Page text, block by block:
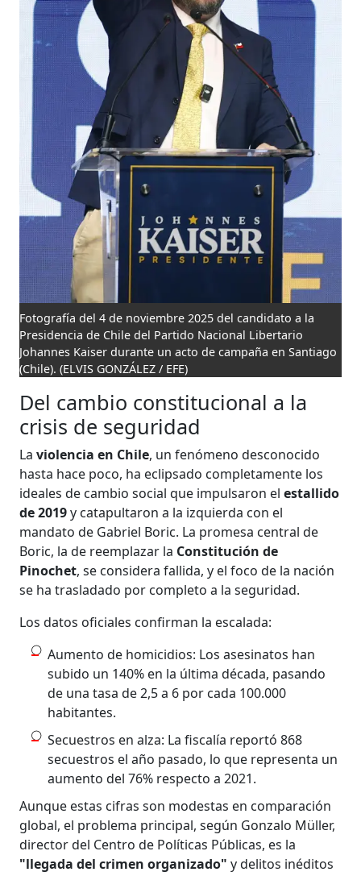
Fotografía del 4 de noviembre 2025 del candidato a la
Presidencia de Chile del Partido Nacional Libertario
Johannes Kaiser durante un acto de campaña en Santiago
(Chile).(ELVIS GONZÁLEZ / EFE)
Del cambio constitucional a la
crisis de seguridad
Laviolencia en Chile, un fenómeno desconocido
hasta hace poco, ha eclipsado completamente los
ideales de cambio social que impulsaron elestallido
de 2019y catapultaron a la izquierda con el
mandato de Gabriel Boric. La promesa central de
Boric, la de reemplazar la Constitución de
Pinochet, se considera fallida, y el foco de la nación
se ha trasladado por completo a la seguridad.
Los datos oficiales confirman la escalada:
Aumento de homicidios: Los asesinatos han
subido un 140% en la última década, pasando
de una tasa de 2,5 a 6 por cada 100.000
habitantes.
Secuestros en alza: La fiscalía reportó 868
secuestros el año pasado, lo que representa un
aumento del 76% respecto a 2021.
Aunque estas cifras son modestas en comparación
global, el problema principal, según Gonzalo Müller,
director del Centro de Políticas Públicas, es la
"llegada del crimen organizado" y delitos inéditos